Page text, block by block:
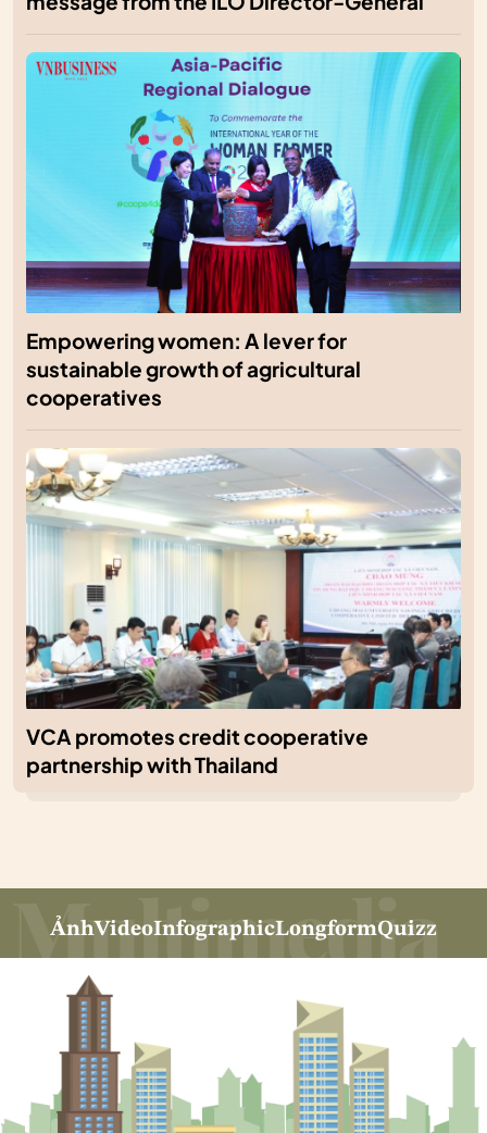
Empowering women: A lever for
sustainable growth of agricultural
cooperatives
VCA promotes credit cooperative
partnership with Thailand
ẢnhVideoInfographicLongformQuizz